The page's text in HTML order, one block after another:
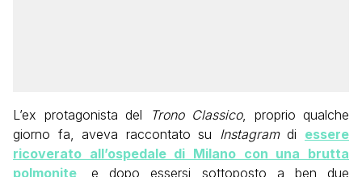
L’ex protagonista del Trono Classico, proprio qualche
giorno fa, aveva raccontato su
Instagramdi essere
ricoverato all’ospedale di Milano con una brutta
polmonite , e dopo essersi sottoposto a ben due